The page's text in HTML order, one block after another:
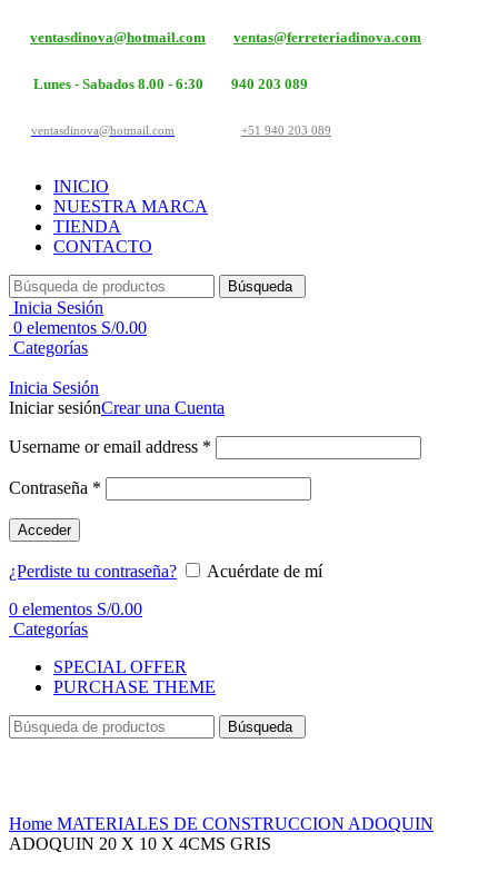
ventasdinova@hotmail.com ventas@ferreteriadinova.com
Lunes - Sabados 8.00 - 6:30 940 203 089
ventasdinova@hotmail.com +51 940 203 089
INICIO
NUESTRA MARCA
TIENDA
CONTACTO
Búsqueda
Inicia Sesión
0 elementos S/0.00
Categorías
Inicia Sesión
Iniciar sesiónCrear una Cuenta
Username or email address *
Contraseña *
Acceder
¿Perdiste tu contraseña?
Acuérdate de mí
0 elementos S/0.00
Categorías
SPECIAL OFFER
PURCHASE THEME
Búsqueda
Home MATERIALES DE CONSTRUCCION ADOQUIN
ADOQUIN 20 X 10 X 4CMS GRIS